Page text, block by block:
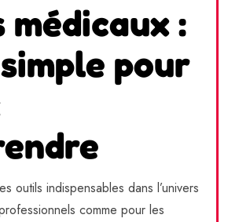
médicaux :
pour
outils indispensables dans l’univers
comme pour les